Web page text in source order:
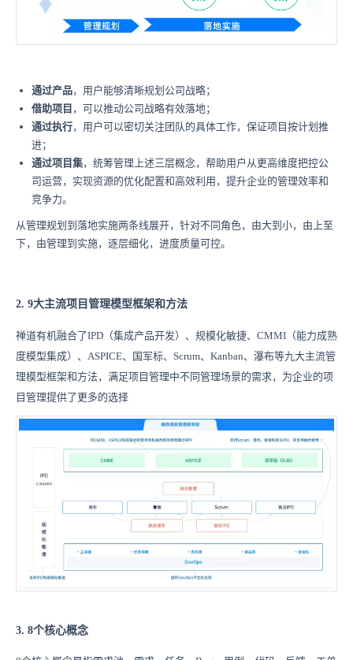
通过产品，用户能够清晰规划公司战略；
借助项目 ，可以推动公司战略有效落地；
通过执行，用户可以密切关注团队的具体工作，保证项目按计划推
进；
通过项目集，统筹管理上述三层概念，帮助用户从更高维度把控公
司运营，实现资源的优化配置和高效利用，提升企业的管理效率和
竞争力。
从管理规划到落地实施两条线展开，针对不同角色，由大到小，由上至
下，由管理到实施，逐层细化，进度质量可控。
2. 9大主流项目管理模型框架和方法
禅道有机融合了IPD（集成产品开发）、规模化敏捷、CMMI（能力成熟
度模型集成）、ASPICE、国军标、Scrum、Kanban、瀑布等九大主流管
理模型框架和方法，满足项目管理中不同管理场景的需求，为企业的项
目管理提供了更多的选择
3. 8个核心概念